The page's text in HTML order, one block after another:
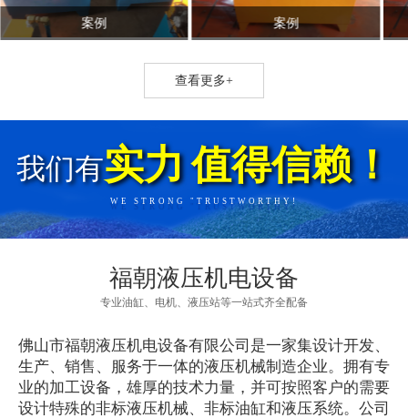
案例 案例
查看更多+
我们有实力值得信赖！
WE STRONG "TRUSTWORTHY!
福朝液压机电设备
专业油缸、电机、液压站等一站式齐全配备
佛山市福朝液压机电设备有限公司是一家集设计开发、
生产、销售、服务于一体的液压机械制造企业。拥有专
业的加工设备，雄厚的技术力量，并可按照客户的需要
设计特殊的非标液压机械、非标油缸和液压系统。公司